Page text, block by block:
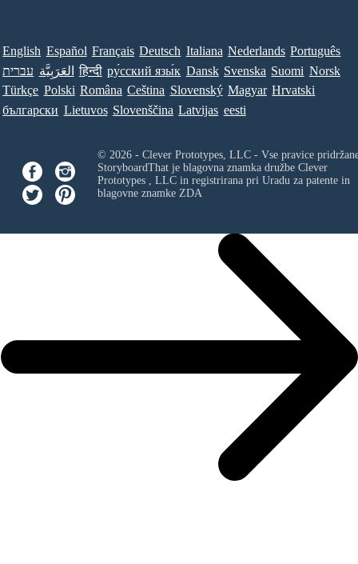
English Español Français Deutsch Italiana Nederlands Português
עברית العَرَبِيَّة हिन्दी ру́сский язы́к Dansk Svenska Suomi Norsk
Türkçe Polski Româna Ceština Slovenský Magyar Hrvatski
български Lietuvos Slovenščina Latvijas eesti
© 2026 - Clever Prototypes, LLC - Vse pravice
StoryboardThat je blagovna znamka družbe Clever
Prototypes , LLCin registrirana pri Uradu za patente in
blagovne znamke ZDA